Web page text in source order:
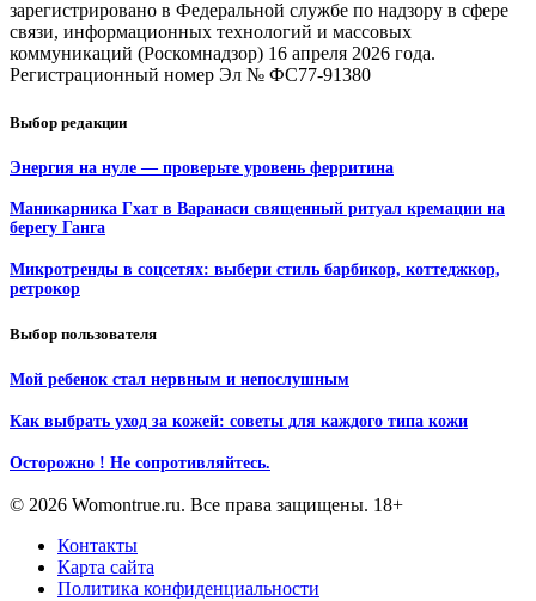
зарегистрировано в Федеральной службе по надзору в сфере
связи, информационных технологий и массовых
коммуникаций (Роскомнадзор) 16 апреля 2026 года.
Регистрационный номер Эл № ФС77-91380
Выбор редакции
Энергия на нуле — проверьте уровень ферритина
Маникарника Гхат в Варанаси священный ритуал кремации на
берегу Ганга
Микротренды в соцсетях: выбери стиль барбикор, коттеджкор,
ретрокор
Выбор пользователя
Мой ребенок стал нервным и непослушным
Как выбрать уход за кожей: советы для каждого типа кожи
Осторожно ! Не сопротивляйтесь.
© 2026 Womontrue.ru. Все права защищены. 18+
Контакты
Карта сайта
Политика конфиденциальности